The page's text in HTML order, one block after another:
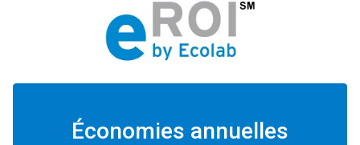
Économies annuelles